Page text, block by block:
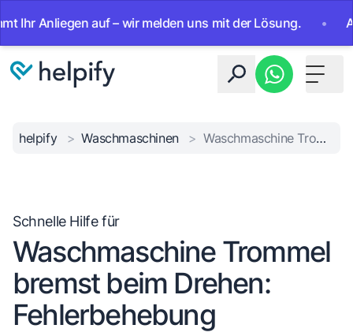
auf – wir melden uns mit der Lösung. • Ab
Toggle
helpify > Waschmaschinen > Waschmaschine Trommel bremst beim Drehen: Fehlerbehebung
Schnelle Hilfe für
Waschmaschine Trommel
bremst beim Drehen:
Fehlerbehebung